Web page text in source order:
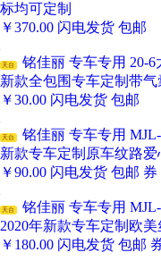
标均可定制
￥370.00 闪电发货 包邮
天台
铭佳丽 专车专用 20-
新款全包围专车定制带
￥30.00 闪电发货 包邮
天台
铭佳丽 专车专用
新款专车定制原车纹路
￥90.00 闪电发货 包邮 券
天台
铭佳丽 专车专用
2020年新款专车定制欧
￥ 180.00 闪电发货 包邮